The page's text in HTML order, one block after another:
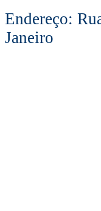
Endereço:
Janeiro